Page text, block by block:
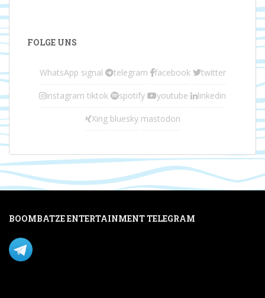
FOLGE UNS
WhatsApp signal telegram facebook twitter
instagram tiktok spotify youtube linkedin
Xing bluesky mastodon
BOOMBATZE ENTERTAINMENT TELEGRAM